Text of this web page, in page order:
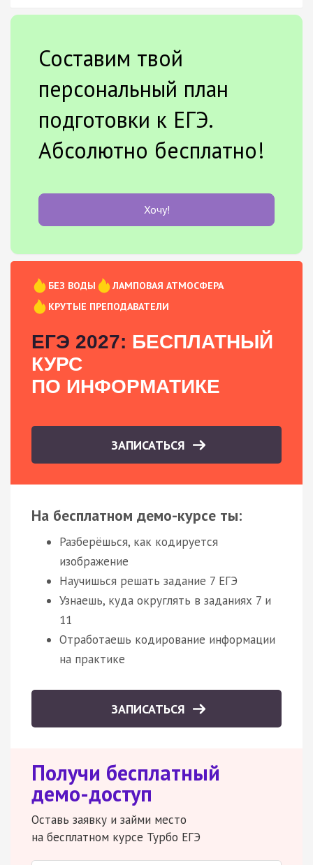
Составим твой
персональный план
подготовки к ЕГЭ.
Абсолютно бесплатно!
Хочу!
БЕЗ ВОДЫ
ЛАМПОВАЯ АТМОСФЕРА
КРУТЫЕ ПРЕПОДАВАТЕЛИ
ЕГЭ 2027: БЕСПЛАТНЫЙ
КУРС
ПО ИНФОРМАТИКЕ
ЗАПИСАТЬСЯ
На бесплатном демо-курсе ты:
Разберёшься, как кодируется
изображение
Научишься решать задание 7 ЕГЭ
Узнаешь, куда округлять в заданиях 7 и
11
Отработаешь кодирование информации
на практике
ЗАПИСАТЬСЯ
Получи бесплатный
демо-доступ
Оставь заявку и займи место
на бесплатном курсе Турбо ЕГЭ